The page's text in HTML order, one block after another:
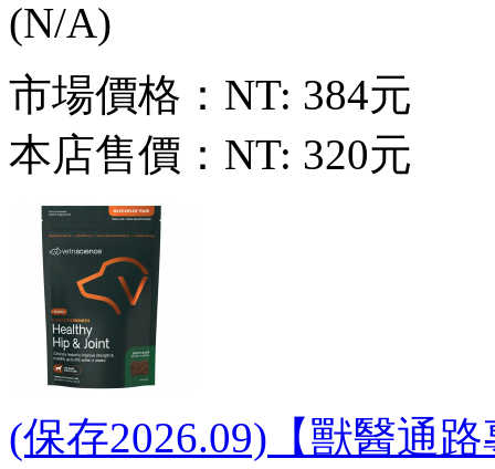
市場價格： NT: 384元
本店售價： NT: 320元
(保存2026.09)【獸醫通